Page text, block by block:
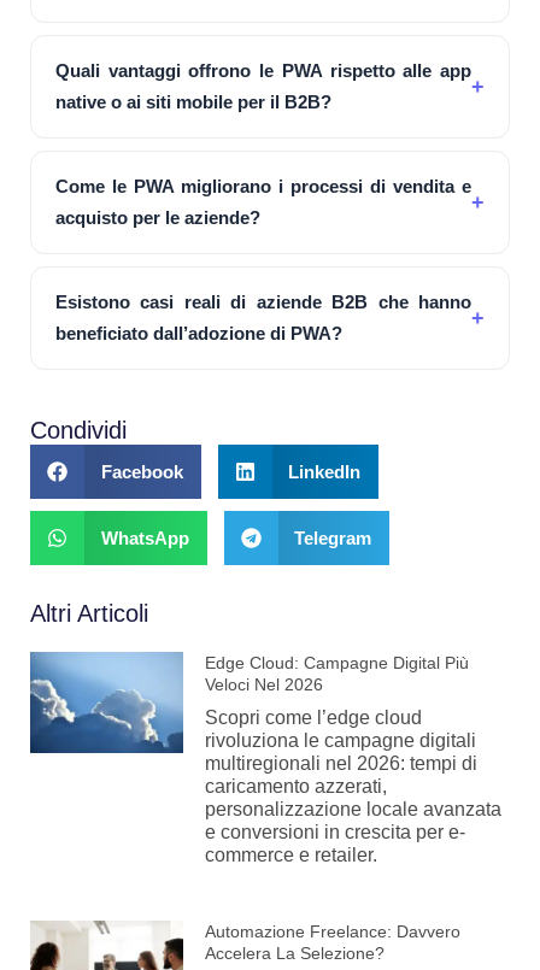
Quali vantaggi offrono le PWA rispetto alle app
native o ai siti mobile per il B2B?
Come le PWA migliorano i processi di vendita e
acquisto per le aziende?
Esistono casi reali di aziende B2B che hanno
beneficiato dall’adozione di PWA?
Condividi
Facebook LinkedIn
WhatsApp Telegram
Altri Articoli
Edge Cloud: Campagne Digital Più
Veloci Nel 2026
Scopri come l’edge cloud
rivoluziona le campagne digitali
multiregionali nel 2026: tempi di
caricamento azzerati,
personalizzazione locale avanzata
e conversioni in crescita per e-
commerce e retailer.
Automazione Freelance: Davvero
Accelera La Selezione?